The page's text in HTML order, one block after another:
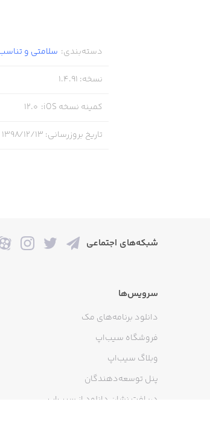
دسته‌بندی: سلامتی و
نسخه:
1.4.91
کمینه نسخه iOS :
12.0
تاریخ بروزرسانی: ۱۳۹۸/۱۲/۱۳
شبکه‌های اجتماعی
سرویس‌ها
دانلود برنامه‌های مک
فروشگاه سیب‌اپ
وبلاگ سیب‌اپ
پنل توسعه‌دهندگان
دریافت نشان دانلود از سیب‌اپ